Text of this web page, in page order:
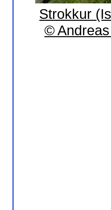
Strokkur
©